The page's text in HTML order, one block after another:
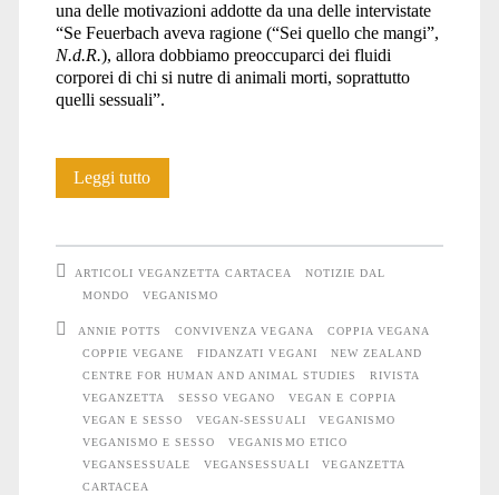
una delle motivazioni addotte da una delle intervistate
“Se Feuerbach aveva ragione (“Sei quello che mangi”,
N.d.R.), allora dobbiamo preoccuparci dei fluidi
corporei di chi si nutre di animali morti, soprattutto
quelli sessuali”.
Leggi tuttoA
il
cannibale
ARTICOLI VEGANZETTA CARTACEA
NOTIZIE DAL
MONDO
VEGANISMO
ANNIE POTTS CONVIVENZA VEGANA
COPPIA VEGANA
COPPIE VEGANE
FIDANZATI VEGANI
NEW ZEALAND
CENTRE FOR HUMAN AND ANIMAL STUDIES
RIVISTA
VEGANZETTA
SESSO VEGANO
VEGAN E COPPIA
VEGAN E SESSO
VEGAN-SESSUALI
VEGANISMO
VEGANISMO E SESSO
VEGANISMO ETICO
VEGANSESSUALE
VEGANSESSUALI
VEGANZETTA
CARTACEA